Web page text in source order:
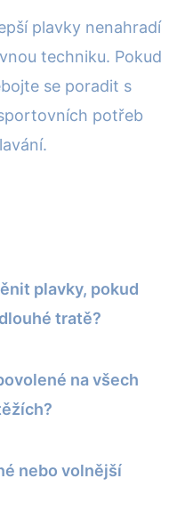
plavky nenahradí
techniku. Pokud
se poradit s
potřeb
plavky, pokud
tratě?
na všech
nebo volnější